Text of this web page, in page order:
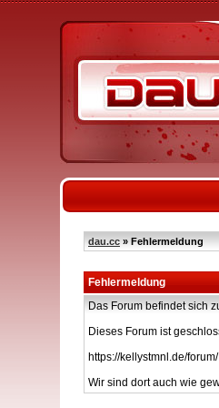
dau.cc » Fehlermeldung
Fehlermeldung
Das Forum befindet sich
Dieses Forum ist
https://kellystmnl.de/forum/
Wir sind dort auch wie